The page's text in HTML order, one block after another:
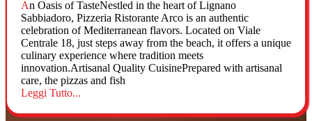
An Oasis of TasteNestled in the heart of Lignano
Sabbiadoro, Pizzeria Ristorante Arco is an authentic
celebration of Mediterranean flavors. Located on Viale
Centrale 18, just steps away from the beach, it offers a unique
culinary experience where tradition meets
innovation.Artisanal Quality CuisinePrepared with artisanal
care, the pizzas and fish
Leggi Tutto...